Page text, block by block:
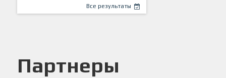
Все результаты
Партнеры